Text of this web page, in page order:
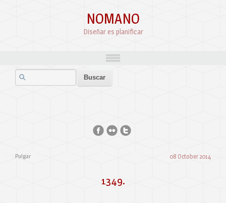
NOMANO
Diseñar es planificar
Pulgar 08 October 2014
1349.